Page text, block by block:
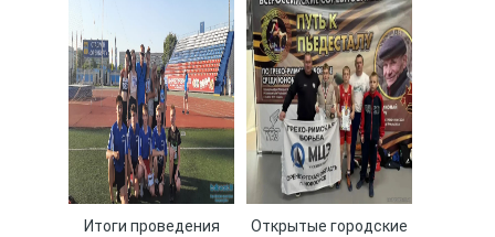
Итоги проведения
Открытые городские